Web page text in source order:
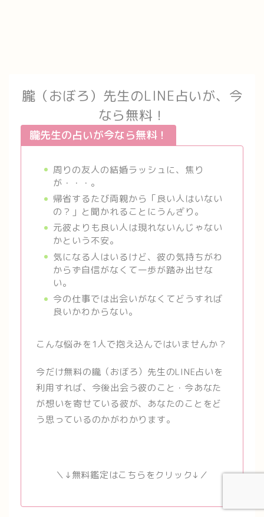
朧（おぼろ）先生のLINE占いが、今
なら無料！
朧先生の占いが今なら無料！
周りの友人の結婚ラッシュに、焦り
が・・・。
帰省するたび両親から「良い人はいない
の？」と聞かれることにうんざり。
元彼よりも良い人は現れないんじゃない
かという不安。
気になる人はいるけど、彼の気持ちがわ
からず自信がなくて一歩が踏み出せな
い。
今の仕事では出会いがなくてどうすれば
良いかわからない。
こんな悩みを1人で抱え込んではいませんか？
今だけ無料の朧（おぼろ）先生のLINE占いを
利用すれば、今後出会う彼のこと・今あなた
が想いを寄せている彼が、あなたのことをど
う思っているのかがわかります。
＼↓無料鑑定はこちらをクリック↓／